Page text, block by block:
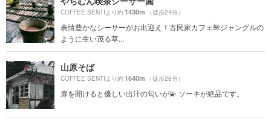
COFFEE SENTIより約1430m （徒歩24分）
表情豊かなシーサーがお出迎え！古民家カフェ🌺ジャングルの
ように生い茂る草...
山原そば
COFFEE SENTIより約1640m （徒歩28分）
扉を開けると優しい出汁の匂いが💫 ソーキが絶品です。